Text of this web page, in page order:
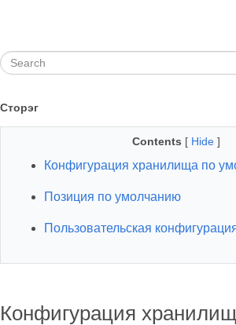
Сторэг
Contents [ Hide ]
Конфигурация хранилища по
Позиция по умолчанию
Пользовательская
Конфигурация